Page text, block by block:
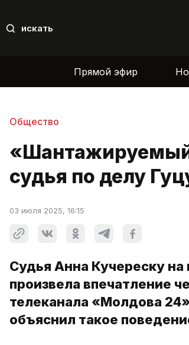
искать
Прямой эфир
Общество
«Шантажируемый
судья по делу
03 июля 2025, 16:15
Судья Анна Кучереску на
произвела впечатление
телеканала «Молдова
объяснил такое